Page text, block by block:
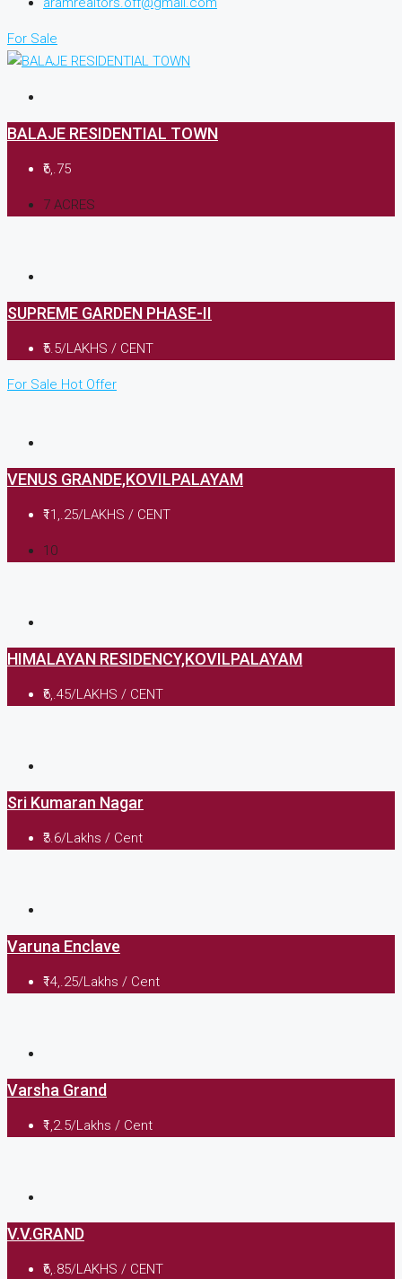
For Sale
BALAJE RESIDENTIAL TOWN
₹6,.75
7 ACRES
SUPREME GARDEN PHASE-II
₹5.5/LAKHS / CENT
For Sale Hot Offer
VENUS GRANDE,KOVILPALAYAM
₹11,.25/LAKHS / CENT
10
HIMALAYAN RESIDENCY,KOVILPALAYAM
₹6,.45/LAKHS / CENT
Sri Kumaran Nagar
₹3.6/Lakhs / Cent
Varuna Enclave
₹14,.25/Lakhs / Cent
Varsha Grand
₹1,2.5/Lakhs / Cent
V.V.GRAND
₹6,.85/LAKHS / CENT